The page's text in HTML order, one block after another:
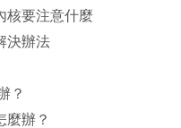
核要注意什麼
決辦法
？
麼辦？